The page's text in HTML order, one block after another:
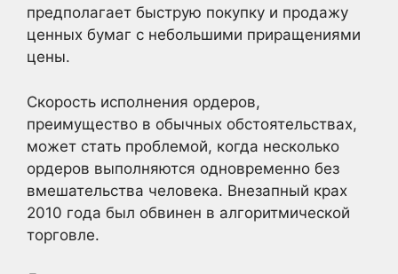
предполагает быструю покупку и продажу
ценных бумаг с небольшими приращениями
цены.
Скорость исполнения ордеров,
преимущество в обычных обстоятельствах,
может стать проблемой, когда несколько
ордеров выполняются одновременно без
вмешательства человека. Внезапный крах
2010 года был обвинен в алгоритмической
торговле.